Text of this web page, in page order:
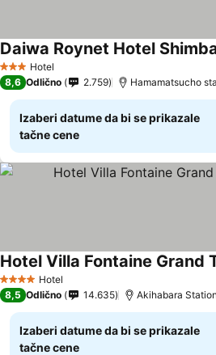
3 Zvezdice
Hotel
Daiwa Roynet Hotel
8,6 Odlično 2.759 Hamamatsucho
Izaberi datume da bi se prikazale
tačne cene
4 ZvezdiceHotel
Hotel Villa Fontaine Grand
8,5 Odlično 14.635 Akihabara
Izaberi datume da bi se prikazale
tačne cene